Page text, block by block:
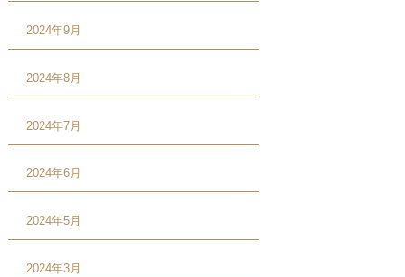
2024年9月
2024年8月
2024年7月
2024年6月
2024年5月
2024年3月